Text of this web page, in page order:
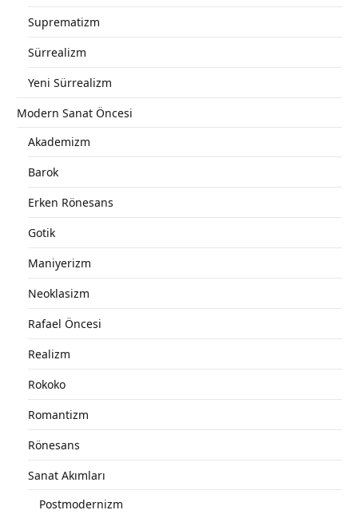
Suprematizm
Sürrealizm
Yeni Sürrealizm
Modern Sanat Öncesi
Akademizm
Barok
Erken Rönesans
Gotik
Maniyerizm
Neoklasizm
Rafael Öncesi
Realizm
Rokoko
Romantizm
Rönesans
Sanat Akımları
Postmodernizm